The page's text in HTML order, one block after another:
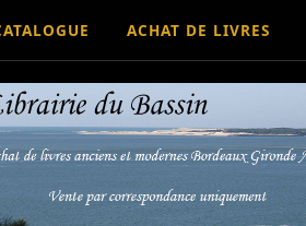
ACHAT DE LIVRES